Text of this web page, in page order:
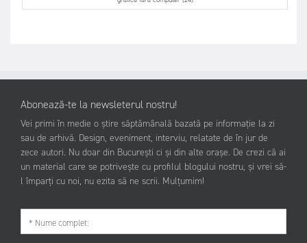
Abonează-te la newsleterul nostru!
Vei primi în medie o știre săptămânală bazată pe informație la zi
sau de arhivă. Design, eveniment, interviu, relatate de în jur de
zece autori. Nu doar din București ci și din alte orașe. De crezi că ai
un material care se potrivește cu profilul blogului nostru, și vrei să-
l împarți cu noi, nu ezita să ne scrii. Mulțumim!